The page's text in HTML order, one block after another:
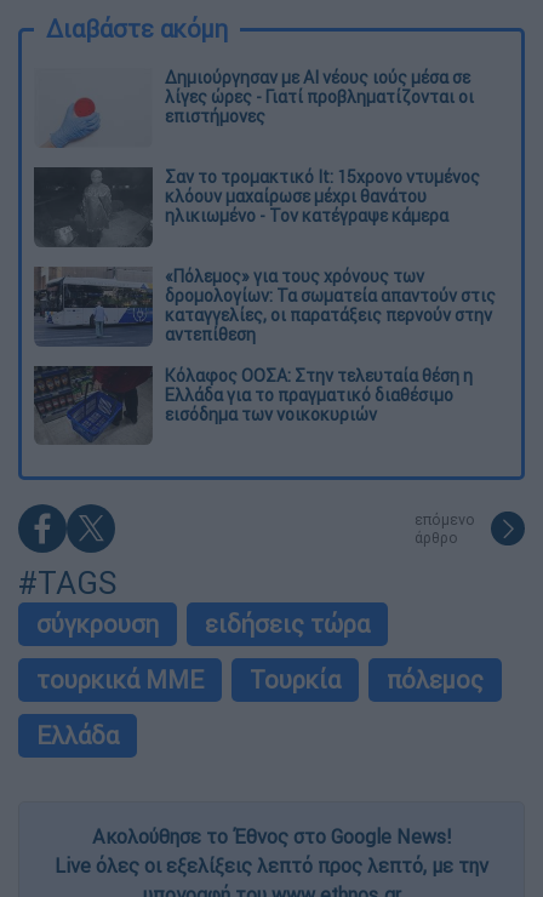
Διαβάστε ακόμη
Δημιούργησαν με AI νέους ιούς μέσα σε
λίγες ώρες - Γιατί προβληματίζονται οι
επιστήμονες
Σαν το τρομακτικό It: 15χρονο ντυμένος
κλόουν μαχαίρωσε μέχρι θανάτου
ηλικιωμένο - Τον κατέγραψε κάμερα
«Πόλεμος» για τους χρόνους των
δρομολογίων: Τα σωματεία απαντούν στις
καταγγελίες, οι παρατάξεις περνούν στην
αντεπίθεση
Κόλαφος ΟΟΣΑ: Στην τελευταία θέση η
Ελλάδα για το πραγματικό διαθέσιμο
εισόδημα των νοικοκυριών
επόμενο
άρθρο
#TAGS
σύγκρουση
ειδήσεις τώρα
τουρκικά ΜΜΕ
Τουρκία
πόλεμος
Ελλάδα
Ακολούθησε το Έθνος στο Google News!
Live όλες οι εξελίξεις λεπτό προς λεπτό, με την